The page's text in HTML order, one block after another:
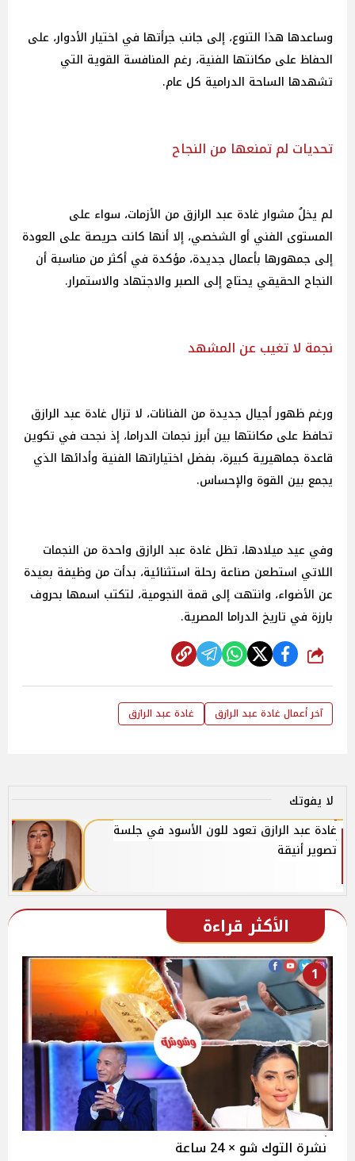
وساعدها هذا التنوع، إلى جانب جرأتها في اختيار الأدوار، على
الحفاظ على مكانتها الفنية، رغم المنافسة القوية التي
تشهدها الساحة الدرامية كل عام.
تحديات لم تمنعها من النجاح
لم يخلُ مشوار غادة عبد الرازق من الأزمات، سواء على
المستوى الفني أو الشخصي، إلا أنها كانت حريصة على العودة
إلى جمهورها بأعمال جديدة، مؤكدة في أكثر من مناسبة أن
النجاح الحقيقي يحتاج إلى الصبر والاجتهاد والاستمرار.
نجمة لا تغيب عن المشهد
ورغم ظهور أجيال جديدة من الفنانات، لا تزال غادة عبد الرازق
تحافظ على مكانتها بين أبرز نجمات الدراما، إذ نجحت في تكوين
قاعدة جماهيرية كبيرة، بفضل اختياراتها الفنية وأدائها الذي
يجمع بين القوة والإحساس.
وفي عيد ميلادها، تظل غادة عبد الرازق واحدة من النجمات
اللاتي استطعن صناعة رحلة استثنائية، بدأت من وظيفة بعيدة
عن الأضواء، وانتهت إلى قمة النجومية، لتكتب اسمها بحروف
بارزة في تاريخ الدراما المصرية.
شارك
آخر أعمال غادة عبد الرازق غادة عبد الرازق
لا يفوتك
غادة عبد الرازق تعود للون الأسود في جلسة
تصوير أنيقة
الأكثر قراءة
1
نشرة التوك شو × 24 ساعة